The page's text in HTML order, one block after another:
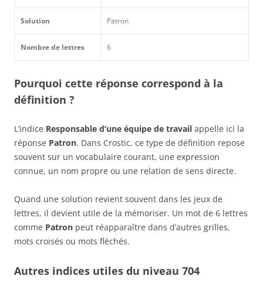
Solution Patron
Nombre de lettres 6
Pourquoi cette réponse correspond à la
définition ?
L’indice Responsable d’une équipe de travail appelle ici la
réponse Patron. Dans Crostic, ce type de définition repose
souvent sur un vocabulaire courant, une expression
connue, un nom propre ou une relation de sens directe.
Quand une solution revient souvent dans les jeux de
lettres, il devient utile de la mémoriser. Un mot de 6 lettres
comme Patron peut réapparaître dans d’autres grilles,
mots croisés ou mots fléchés.
Autres indices utiles du niveau 704